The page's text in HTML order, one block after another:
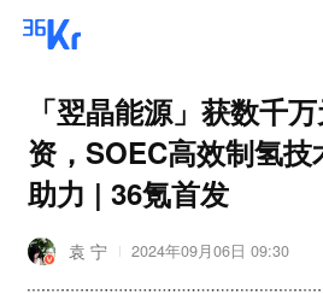
「翌晶能源」获数千
资，SOEC高效制氢
助力 | 36氪首发
袁 宁 2024年09月06日 09:30